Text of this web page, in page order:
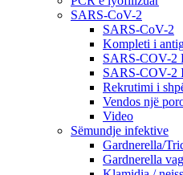
SARS-CoV-2
SARS-CoV-2
Kompleti i
SARS-COV-2
SARS-COV-2
Rekrutimi i
Vendos një
Video
Sëmundje infektive
Gardnerella/
Gardnerella